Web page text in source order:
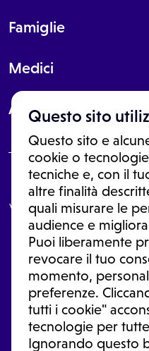
Questo sito
Questo sito e
cookie o
tecniche e, con il
altre finalità
quali misurare le
audience e
Puoi liberamente
revocare il tuo
momento,
preferenze.
tutti i cookie"
tecnologie per
Ignorando questo
Famiglie
Medici
About
Le informazioni proposte in
In nessun caso, queste
visita o una diagnosi formulata
le informazioni disponibili
una diagnosi, la
sospensione di un farmaco
medicina
Condizioni di utilizzo|
Ⓒ 2026 |